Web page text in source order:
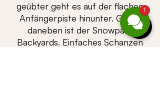
geübter geht es auf der flachen
Anfängerpiste hinunter. Gleich
daneben ist der Snowpark
Backyards. Einfaches Schanzen
1